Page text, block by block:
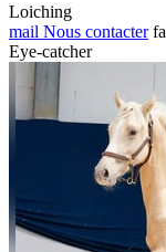
Loiching
mail Nous contacter
Eye-catcher